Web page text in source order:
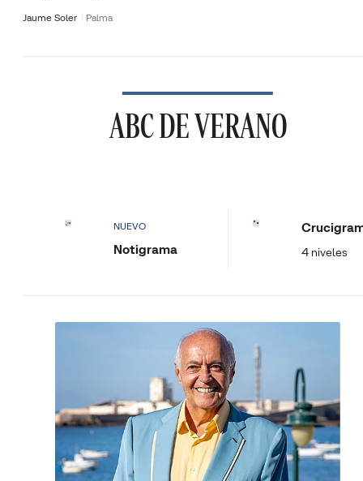
Jaume Soler Palma
ABC DE VERANO
NUEVO
Notigrama 4 niveles